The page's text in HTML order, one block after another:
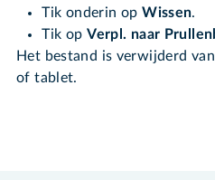
Tik onderin opWissen.
Tik opVerpl. naar
Het bestand is verwijderd
of tablet.